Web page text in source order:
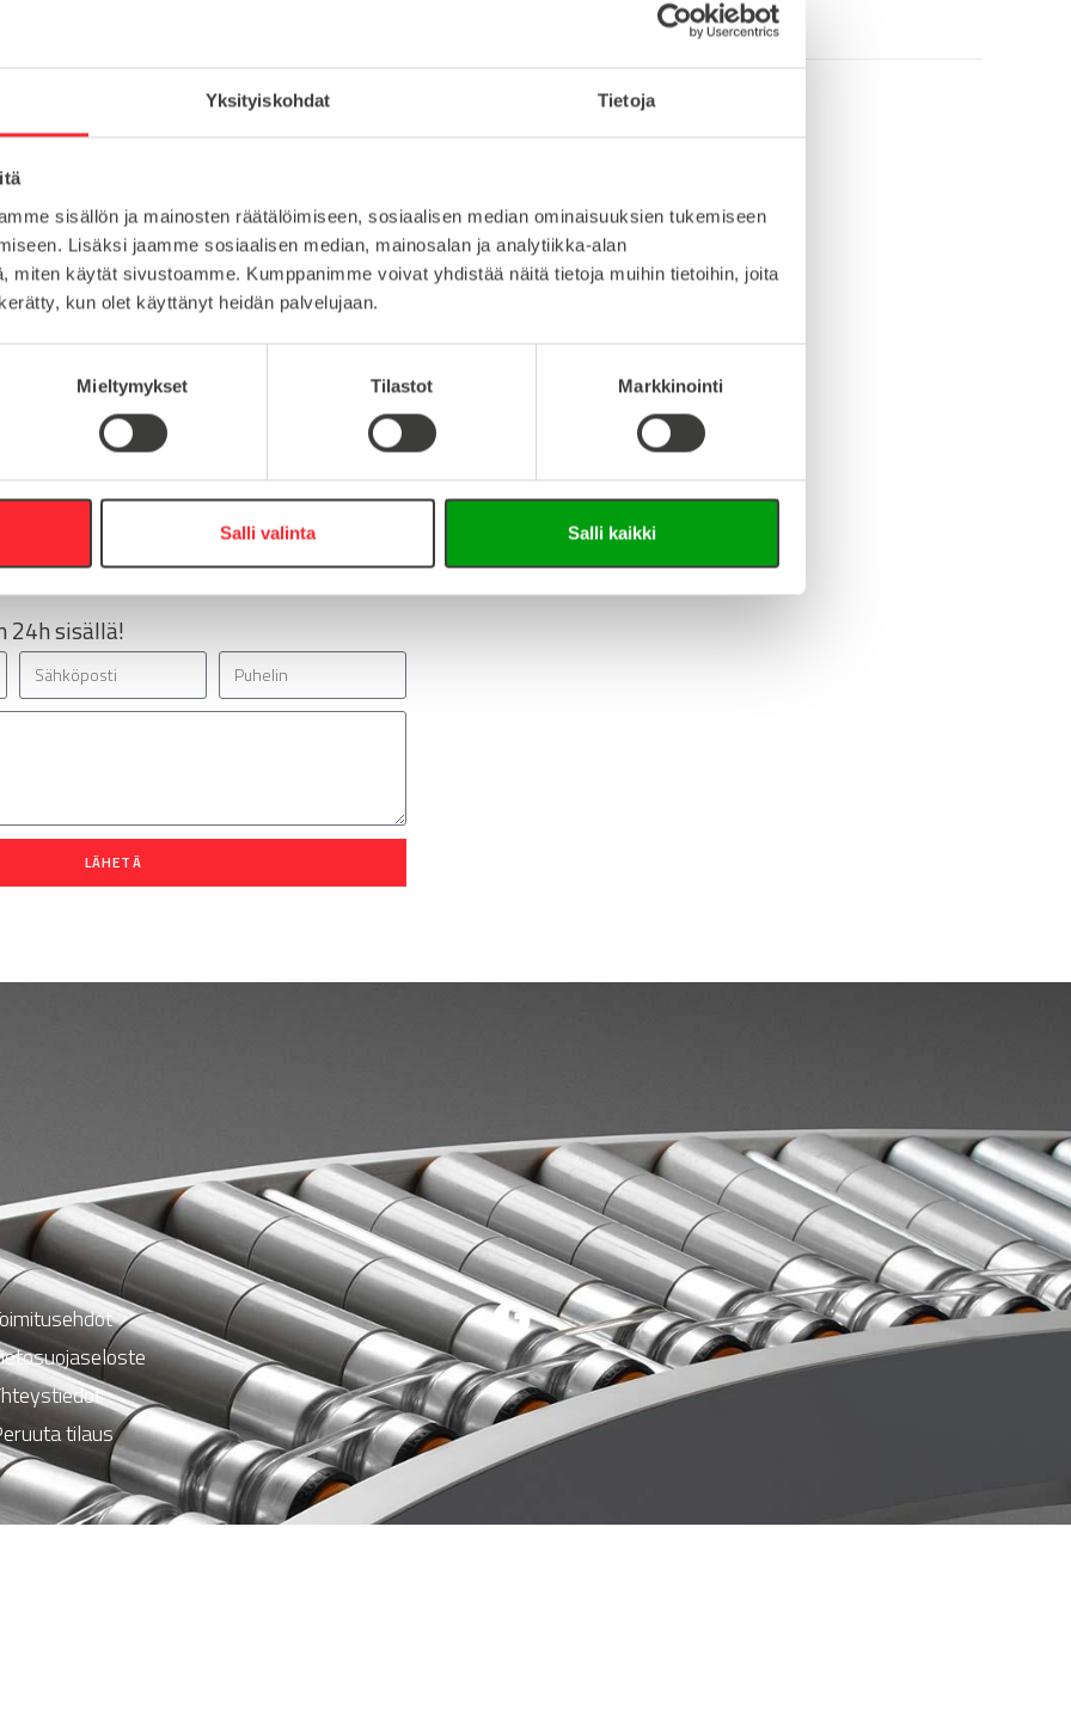
Yksityiskohdat Tietoja
sisällön ja mainosten räätälöimiseen, sosiaalisen median ominaisuuksien tukemiseen
Lisäksi jaamme sosiaalisen median, mainosalan ja analytiikka-alan
miten käytät sivustoamme. Kumppanimme voivat yhdistää näitä tietoja muihin tietoihin, joita
kun olet käyttänyt heidän palvelujaan.
Mieltymykset Tilastot Markkinointi
Salli valinta Salli kaikki
ruostumaton teräs
M24 Lataa 3D-tiedosto (Step-tiedosto)
24h sisällä!
LÄHETÄ
tilaus